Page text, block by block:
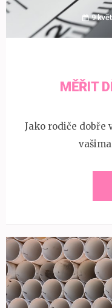
9
MĚŘIT
Jako rodiče dobře